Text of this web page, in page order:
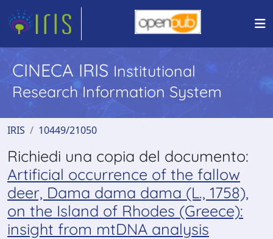
CINECA IRIS Institutional
Research Information System
IRIS 10449/21050
Richiedi una copia del documento:
Artificial occurrence of the fallow
deer, Dama dama dama (L., 1758),
on the Island of Rhodes (Greece):
insight from mtDNA analysis